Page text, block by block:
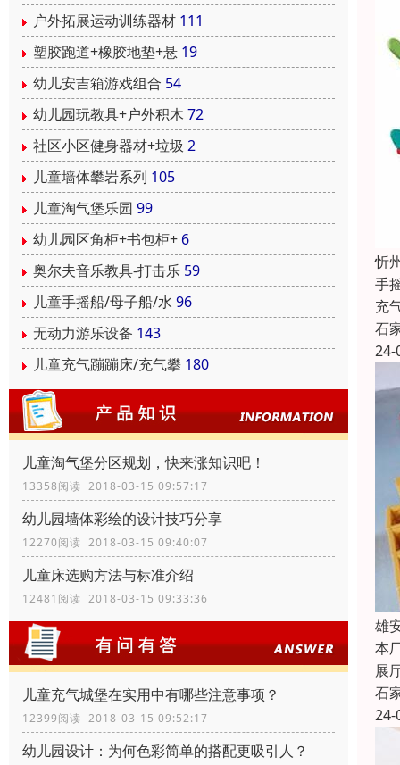
户外拓展运动训练器材 111
塑胶跑道+橡胶地垫+悬 19
幼儿安吉箱游戏组合 54
幼儿园玩教具+户外积木 72
社区小区健身器材+垃圾 2
儿童墙体攀岩系列 105
儿童淘气堡乐园 99
幼儿园区角柜+书包柜+ 6
奥尔夫音乐教具-打击乐 59
儿童手摇船/母子船/水 96
无动力游乐设备 143
儿童充气蹦蹦床/充气攀 180
儿童淘气堡分区规划，快来涨知识吧！
13358阅读 2018-03-15 09:57:17
幼儿园墙体彩绘的设计技巧分享
12270阅读 2018-03-15 09:40:07
儿童床选购方法与标准介绍
12481阅读 2018-03-15 09:33:36
儿童充气城堡在实用中有哪些注意事项？
12399阅读 2018-03-15 09:52:17
幼儿园设计：为何色彩简单的搭配更吸引人？
忻
手
充
石
24-
雄
本
展
石
24-